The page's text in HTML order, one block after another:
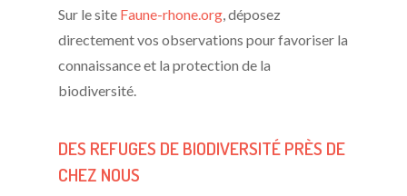
Sur le site Faune-rhone.org, déposez
directement vos observations pour favoriser la
connaissance et la protection de la
biodiversité.
DES REFUGES DE BIODIVERSITÉ PRÈS DE
CHEZ NOUS